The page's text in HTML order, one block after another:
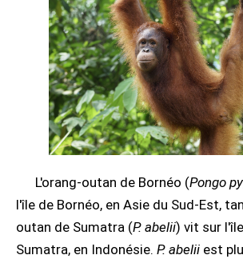
L'orang-outan de Bornéo (Pongo
l'île de Bornéo, en Asie du Sud-Est,
outan de Sumatra (P. abelii) vit sur
Sumatra, en Indonésie. P. abelii est